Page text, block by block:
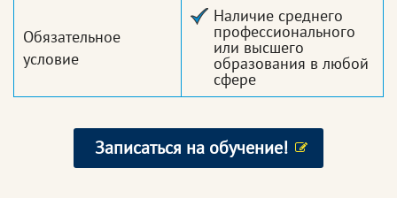
Обязательное
условие
Наличие среднего
профессионального
или высшего
образования в любой
сфере
Записаться на обучение!